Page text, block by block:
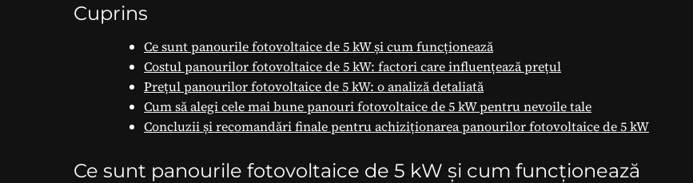
Cuprins
Ce sunt panourile fotovoltaice de 5 kW și cum funcționează
Costul panourilor fotovoltaice de 5 kW: factori care influențează prețul
Prețul panourilor fotovoltaice de 5 kW: o analiză detaliată
Cum să alegi cele mai bune panouri fotovoltaice de 5 kW pentru nevoile tale
Concluzii și recomandări finale pentru achiziționarea panourilor fotovoltaice de 5 kW
Ce sunt panourile fotovoltaice de 5 kW și cum funcționează